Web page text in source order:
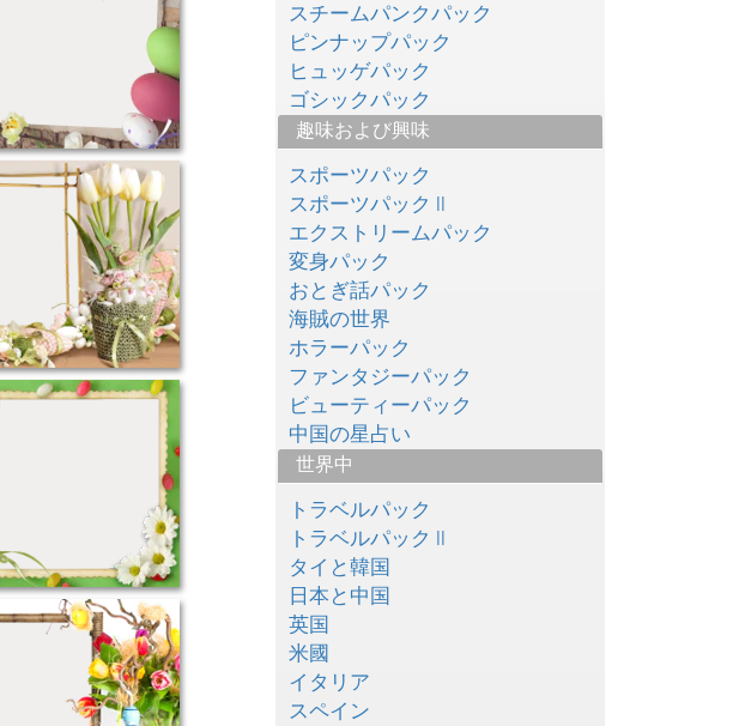
スチームパンクパック
ピンナップパック
ヒュッゲパック
ゴシックパック
趣味および興味
スポーツパック
スポーツパック II
エクストリームパック
変身パック
おとぎ話パック
海賊の世界
ホラーパック
ファンタジーパック
ビューティーパック
中国の星占い
世界中
トラベルパック
トラベルパック II
タイと韓国
日本と中国
英国
米國
イタリア
スペイン